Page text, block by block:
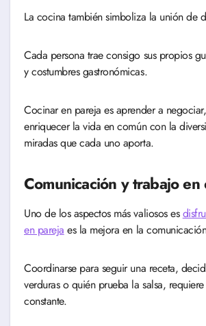
La cocina también simboliza la unión de
Cada persona trae consigo sus propios
y costumbres gastronómicas.
Cocinar en pareja es aprender a
enriquecer la vida en común con la
miradas que cada uno aporta.
Comunicación y trabajo
Uno de los aspectos más valiosos es
en pareja es la mejora en la
Coordinarse para seguir una receta,
verduras o quién prueba la salsa,
constante.